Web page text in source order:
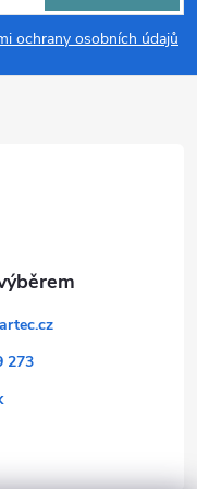
ochrany osobních údajů
273